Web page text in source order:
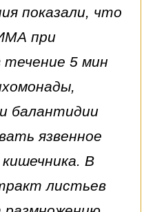
показали, что
при
течение 5 мин
балантидии
язвенное
В
листьев